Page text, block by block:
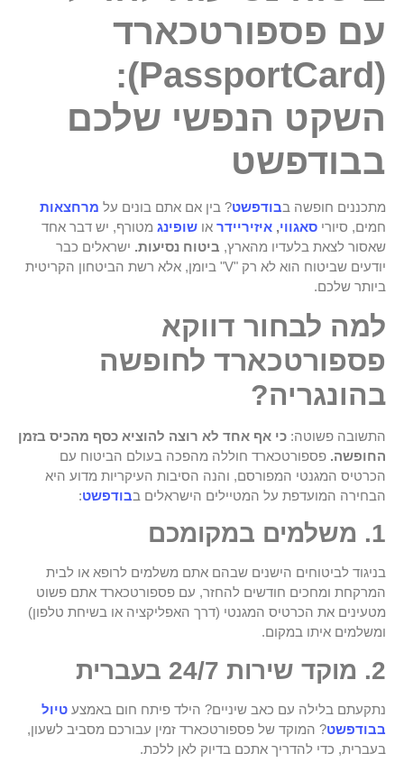
עם פספורטכארד
(PassportCard):
השקט הנפשי שלכם
בבודפשט
מתכננים חופשה בבודפשט? בין אם אתם בונים על מרחצאות
חמים, סיורי סאגווי, איזיריידר או שופינג מטורף, יש דבר אחד
שאסור לצאת בלעדיו מהארץ, ביטוח נסיעות. ישראלים כבר
יודעים שביטוח הוא לא רק "V" ביומן, אלא רשת הביטחון הקריטית
ביותר שלכם.
למה לבחור דווקא
פספורטכארד לחופשה
בהונגריה?
התשובה פשוטה: כי אף אחד לא רוצה להוציא כסף מהכיס בזמן
החופשה. פספורטכארד חוללה מהפכה בעולם הביטוח עם
הכרטיס המגנטי המפורסם, והנה הסיבות העיקריות מדוע היא
הבחירה המועדפת על המטיילים הישראלים בבודפשט:
1. משלמים במקומכם
בניגוד לביטוחים הישנים שבהם אתם משלמים לרופא או לבית
המרקחת ומחכים חודשים להחזר, עם פספורטכארד אתם פשוט
מטעינים את הכרטיס המגנטי (דרך האפליקציה או בשיחת טלפון)
ומשלמים איתו במקום.
2. מוקד שירות 24/7 בעברית
נתקעתם בלילה עם כאב שיניים? הילד פיתח חום באמצע טיול
בבודפשט? המוקד של פספורטכארד זמין עבורכם מסביב לשעון,
בעברית, כדי להדריך אתכם בדיוק לאן ללכת.